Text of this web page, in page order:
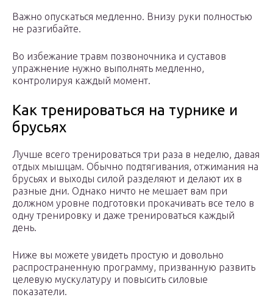
Важно опускаться медленно. Внизу руки полностью
не разгибайте.
Во избежание травм позвоночника и суставов
упражнение нужно выполнять медленно,
контролируя каждый момент.
Как тренироваться на турнике и
брусьях
Лучше всего тренироваться три раза в неделю, давая
отдых мышцам. Обычно подтягивания, отжимания на
брусьях и выходы силой разделяют и делают их в
разные дни. Однако ничто не мешает вам при
должном уровне подготовки прокачивать все тело в
одну тренировку и даже тренироваться каждый
день.
Ниже вы можете увидеть простую и довольно
распространенную программу, призванную развить
целевую мускулатуру и повысить силовые
показатели.